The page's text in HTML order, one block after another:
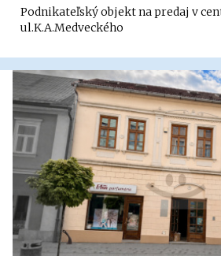
Podnikateľský objekt na predaj v
ul.K.A.Medveckého